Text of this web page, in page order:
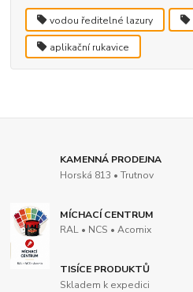
vodou ředitelné lazury
aplikační rukavice
KAMENNÁ PRODEJNA
Horská 813 • Trutnov
MÍCHACÍ CENTRUM
RAL • NCS • Acomix
TISÍCE PRODUKTŮ
Skladem k expedici